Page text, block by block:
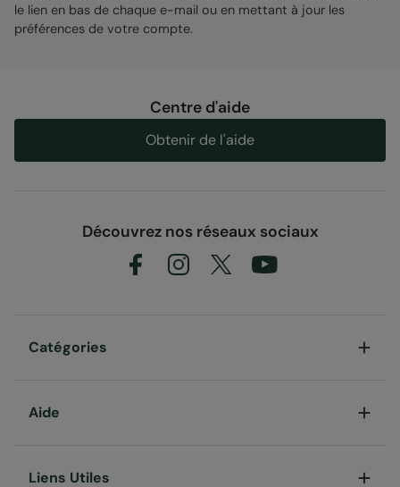
le lien en bas de chaque e-mail ou en mettant à jour les
préférences de votre compte.
Centre d'aide
Obtenir de l'aide
Découvrez nos réseaux sociaux
Catégories
Aide
Liens Utiles